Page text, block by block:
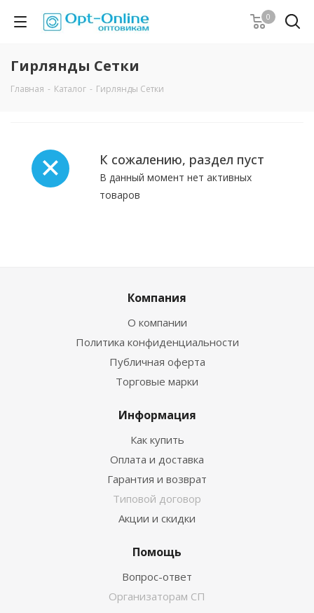
0
Гирлянды Сетки
Главная - Каталог - Гирлянды Сетки
К сожалению, раздел пуст
В данный момент нет активных
товаров
Компания
О компании
Политика конфиденциальности
Публичная оферта
Торговые марки
Информация
Как купить
Оплата и доставка
Гарантия и возврат
Типовой договор
Акции и скидки
Помощь
Вопрос-ответ
Организаторам СП